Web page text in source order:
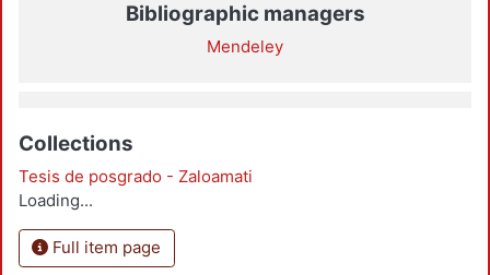
Bibliographic managers
Mendeley
Collections
Tesis de posgrado - Zaloamati
Loading...
Full item page